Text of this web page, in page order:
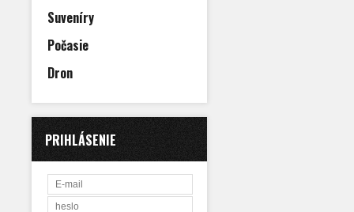
Suveníry
Počasie
Dron
PRIHLÁSENIE